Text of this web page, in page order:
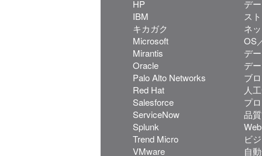
HP
IBM
キカガク
Microsoft
Mirantis
Oracle
Palo Alto Networks
Red Hat
Salesforce
ServiceNow
Splunk
Trend Micro
VMware
デ
ス
ネ
OS
デ
デ
ブ
人
プ
品
ビ
自